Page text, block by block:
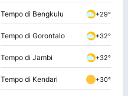
Tempo di Bengkulu +29°
Tempo di Gorontalo +32°
Tempo di Jambi +32°
Tempo di Kendari +30°